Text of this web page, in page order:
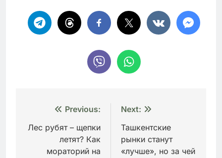
Навигация
по
записям
Previous:
Лес рубят – щепки
летят? Как
мораторий на
Next:
Ташкентские
рынки станут
«лучше», но за чей